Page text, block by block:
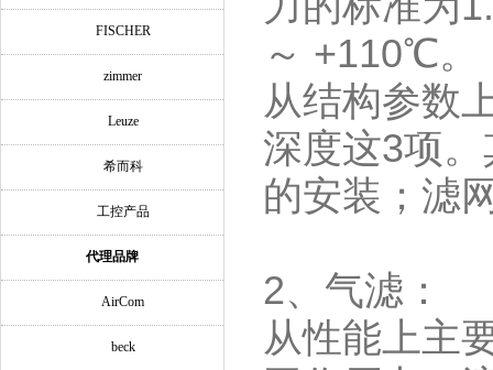
FISCHER
zimmer
Leuze
希而科
工控产品
代理品牌
AirCom
beck
～ +110℃。
从结构参数
深度这3项。
的安装；滤
2、气滤：
从性能上主